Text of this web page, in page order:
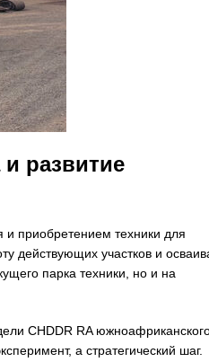
развитие
приобретением техники для
действующих участков и
парка техники, но и на
CHDDR RA
а стратегический шаг.